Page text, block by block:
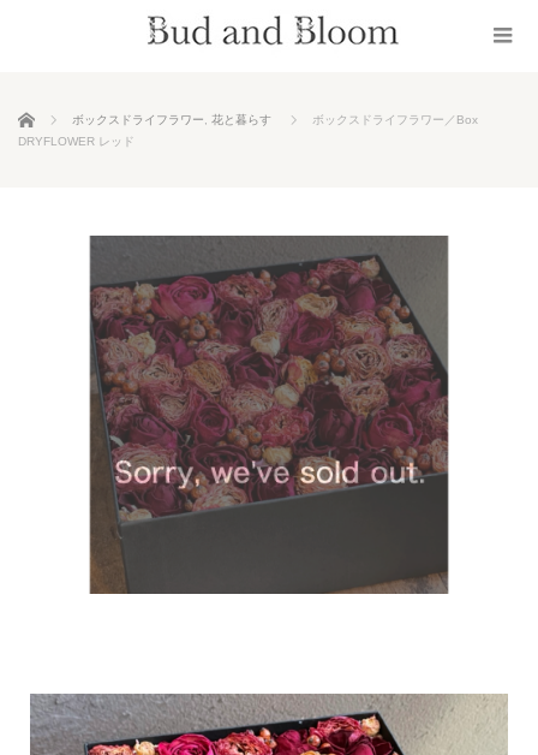
ホーム ボックスドライフラワー 花と暮らす
ボックスドライフラワー／Box
DRYFLOWER レッド